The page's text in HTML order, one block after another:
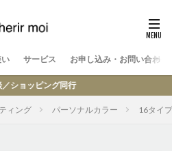
サービス お申し込み・お問い合わせ
グ同行
ィング パーソナルカラー 16タイ